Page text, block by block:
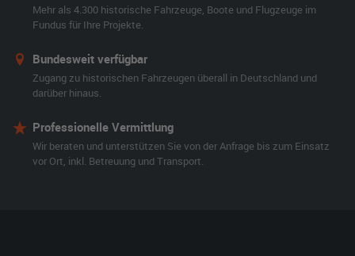
Mehr als 4.300 historische Fahrzeuge, Boote und Flugzeuge im
Fundus für Ihre Projekte.
Bundesweit verfügbar
Zugang zu historischen Fahrzeugen überall in Deutschland und
darüber hinaus.
Professionelle Vermittlung
Wir beraten und unterstützen Sie von der Anfrage bis zum Einsatz
vor Ort, inkl. Betreuung und Transport.